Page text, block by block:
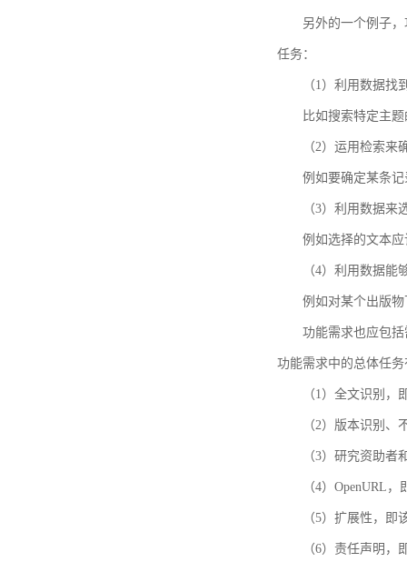
另外的一个例子，
任务：
（1）利用数据找
比如搜索特定主
（2）运用检索来
例如要确定某条
（3）利用数据来
例如选择的文本
（4）利用数据能
例如对某个出版
功能需求也应包括
功能需求中的总体任
（1）全文识别
（2）版本识别、
（3）研究资助者
（4）OpenURL
（5）扩展性，
（6）责任声明，